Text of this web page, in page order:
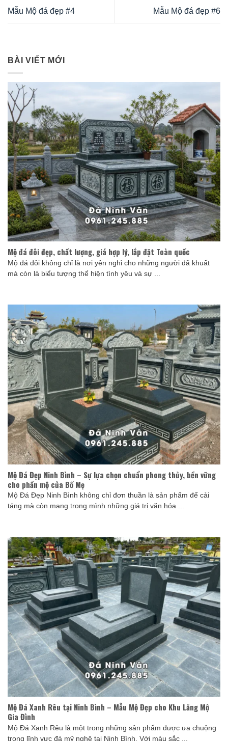
Mẫu Mộ đá đẹp #4 Mẫu Mộ đá đẹp #6
BÀI VIẾT MỚI
Mộ đá đôi đẹp, chất lượng, giá hợp lý, lắp đặt Toàn quốc
Mộ đá đôi không chỉ là nơi yên nghỉ cho những người đã khuất
mà còn là biểu tượng thể hiện tình yêu và sự ...
Mộ Đá Đẹp Ninh Bình – Sự lựa chọn chuẩn phong thủy, bền vững
cho phần mộ của Bố Mẹ
Mộ Đá Đẹp Ninh Bình không chỉ đơn thuần là sản phẩm để cải
táng mà còn mang trong mình những giá trị văn hóa ...
Mộ Đá Xanh Rêu tại Ninh Bình – Mẫu Mộ Đẹp cho Khu Lăng Mộ
Gia Đình
Mộ Đá Xanh Rêu là một trong những sản phẩm được ưa chuộng
trong lĩnh vực đá mỹ nghệ tại Ninh Bình. Với màu sắc ...